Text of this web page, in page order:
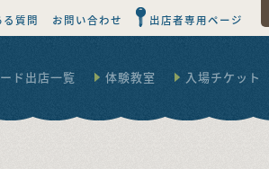
る質問 お問い合わせ 出店者専用ページ
ド出店一覧 体験教室 入場チケット